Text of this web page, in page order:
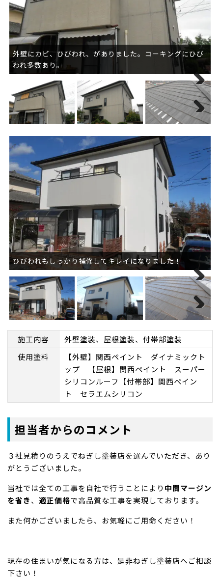
外壁にカビ、ひびわれ、がありました。コーキングにひび
われ多数あり。
Next
ひびわれもしっかり補修してキレイになりました！
Next
Next
施工内容
外壁塗装、屋根塗装、付帯部塗装
使用塗料
【外壁】関西ペイント ダイナミックト
ップ 【屋根】関西ペイント スーパー
シリコンルーフ【付帯部】関西ペイン
ト セラエムシリコン
担当者からのコメント
３社見積りのうえでねぎし塗装店を選んでいただき、あり
がとうございました。
当社では全ての工事を自社で行うことにより 中間マージン
を省き、 適正価格で高品質な工事を実現しております。
また何かございましたら、お気軽にご用命ください！
現在の住まいが気になる方は、是非ねぎし塗装店へご相談
下さい！